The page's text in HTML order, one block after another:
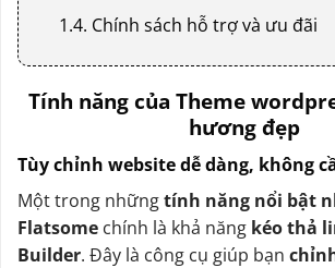
1.4. Chính sách hỗ trợ và ưu đãi
Tính năng của Theme
hương đẹp
Tùy chỉnh website dễ dàng, không
Một trong nhữngtính năng nổi bật
Flatsome chính là khả năng kéo thả
Builder. Đây là công cụ giúp bạn